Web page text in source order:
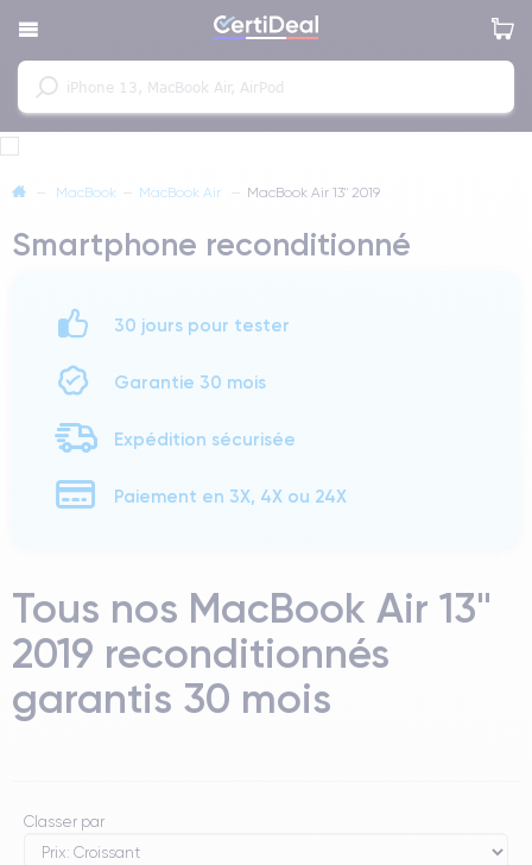
— MacBook — MacBook Air — MacBook Air 13" 2019
Smartphone reconditionné
30 jours pour tester
Garantie 30 mois
Expédition sécurisée
Paiement en 3X, 4X ou 24X
Tous nos MacBook Air 13"
2019 reconditionnés
garantis 30 mois
Classer par